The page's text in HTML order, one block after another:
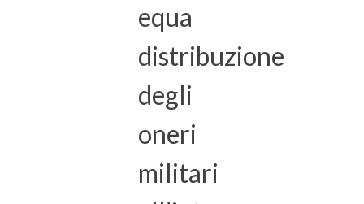
equa
distribuzione
degli
oneri
militari